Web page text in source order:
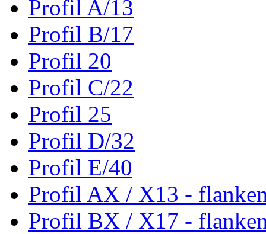
Profil A/13
Profil B/17
Profil 20
Profil C/22
Profil 25
Profil D/32
Profil E/40
Profil AX / X13 -
Profil BX / X17 -